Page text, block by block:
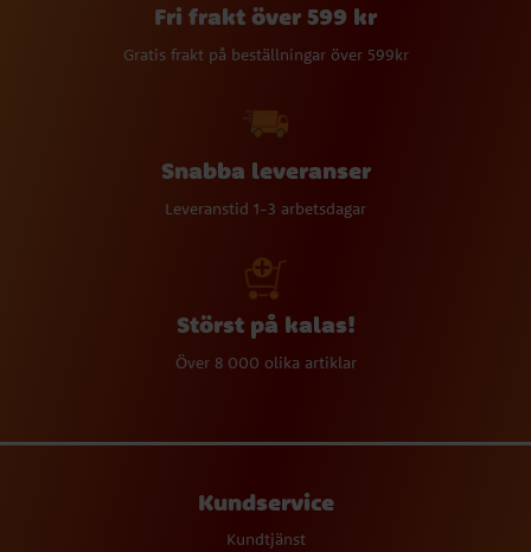
Fri frakt över 599 kr
Gratis frakt på beställningar över 599kr
Snabba leveranser
Leveranstid 1-3 arbetsdagar
Störst på kalas!
Över 8 000 olika artiklar
Kundservice
Kundtjänst